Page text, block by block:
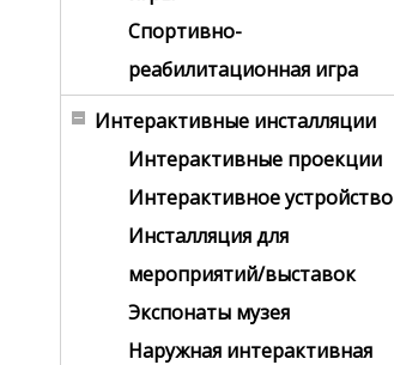
Спортивно-
реабилитационная игра
Интерактивные инсталляции
Интерактивные проекции
Интерактивное устройство
Инсталляция для
мероприятий/выставок
Экспонаты музея
Наружная интерактивная